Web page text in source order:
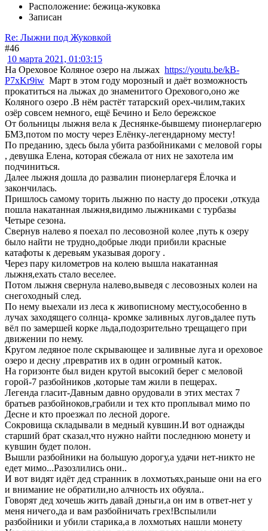
Расположение: бежица-жуковка
Записан
Re: Лыжни под Жуковкой
#46
10 марта 2021, 01:03:15
На Ореховое Коляное озеро на лыжах https://youtu.be/kB-
P7xKr9iw Март в этом году морозный и даёт возможность
прокатиться на лыжах до знаменитого Орехового,оно же
Коляного озеро .В нём растёт татарский орех-чилим,таких
озёр совсем немного, ещё Бечино и Бело бережское
От больницы лыжня вела к Деснянке-бывшему пионерлагерю
БМЗ,потом по мосту через Елёнку-легендарному месту!
По преданию, здесь была убита разбойниками с меловой горы
, девушка Елена, которая сбежала от них не захотела им
подчиниться.
Далее лыжня дошла до развалин пионерлагеря Ёлочка и
закончилась.
Пришлось самому торить лыжню по насту до просеки ,откуда
пошла накатанная лыжня,видимо лыжниками с турбазы
Четыре сезона.
Свернув налево я поехал по лесовозной колее ,путь к озеру
было найти не трудно,добрые люди прибили красные
катафоты к деревьям указывая дорогу .
Через пару километров на колею вышла накатанная
лыжня,ехать стало веселее.
Потом лыжня свернула налево,выведя с лесовозных колеи на
снегоходный след.
По нему выехали из леса к живописному месту,особенно в
лучах заходящего солнца- кромке заливных лугов,далее путь
вёл по замершей корке льда,подозрительно трещащего при
движении по нему.
Кругом ледяное поле скрывающее и заливные луга и ореховое
озеро и десну ,превратив их в один огромный каток.
На горизонте был виден крутой высокий берег с меловой
горой-7 разбойников ,которые там жили в пещерах.
Легенда гласит-Давным давно орудовали в этих местах 7
братьев разбойноков,грабили и тех кто проплывал мимо по
Десне и кто проезжал по лесной дороге.
Сокровища складывали в медный кувшин.И вот однажды
старший брат сказал,что нужно найти последнюю монету и
кувшин будет полон.
Вышли разбойники на большую дорогу,а удачи нет-никто не
едет мимо...Разозлились они..
И вот видят идёт дед странник в лохмотьях,раньше они на его
и внимание не обратили,но алчность их обуяла..
Говорят дед хочешь жить давай дэньги,а он им в ответ-нет у
меня ничего,да и вам разбойничать грех!Вспылили
разбойники и убили старика,а в лохмотьях нашли монету